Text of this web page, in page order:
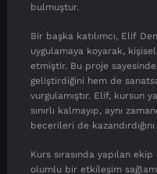
bulmuştur.
Bir başka katılımcı, Elif
uygulamaya koyarak,
etmiştir. Bu proje
geliştirdiğini hem de
vurgulamıştır. Elif, kursun
sınırlı kalmayıp, aynı
becerileri de
Kurs sırasında yapılan ekip
olumlu bir etkileşim